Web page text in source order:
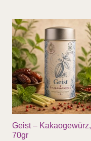
Geist – Kakaogewürz,
70gr